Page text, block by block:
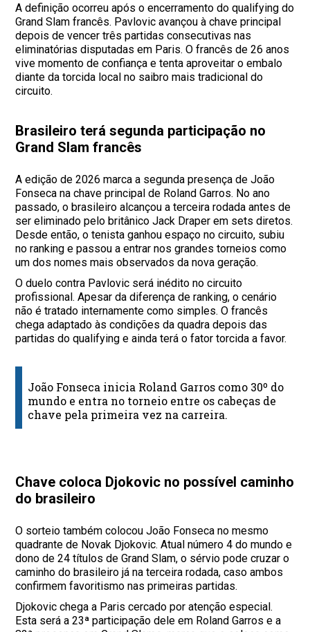
A definição ocorreu após o encerramento do qualifying do
Grand Slam francês. Pavlovic avançou à chave principal
depois de vencer três partidas consecutivas nas
eliminatórias disputadas em Paris. O francês de 26 anos
vive momento de confiança e tenta aproveitar o embalo
diante da torcida local no saibro mais tradicional do
circuito.
Brasileiro terá segunda participação no
Grand Slam francês
A edição de 2026 marca a segunda presença de João
Fonseca na chave principal de Roland Garros. No ano
passado, o brasileiro alcançou a terceira rodada antes de
ser eliminado pelo britânico Jack Draper em sets diretos.
Desde então, o tenista ganhou espaço no circuito, subiu
no ranking e passou a entrar nos grandes torneios como
um dos nomes mais observados da nova geração.
O duelo contra Pavlovic será inédito no circuito
profissional. Apesar da diferença de ranking, o cenário
não é tratado internamente como simples. O francês
chega adaptado às condições da quadra depois das
partidas do qualifying e ainda terá o fator torcida a favor.
João Fonseca inicia Roland Garros como 30º do
mundo e entra no torneio entre os cabeças de
chave pela primeira vez na carreira.
Chave coloca Djokovic no possível caminho
do brasileiro
O sorteio também colocou João Fonseca no mesmo
quadrante de Novak Djokovic. Atual número 4 do mundo e
dono de 24 títulos de Grand Slam, o sérvio pode cruzar o
caminho do brasileiro já na terceira rodada, caso ambos
confirmem favoritismo nas primeiras partidas.
Djokovic chega a Paris cercado por atenção especial.
Esta será a 23ª participação dele em Roland Garros e a